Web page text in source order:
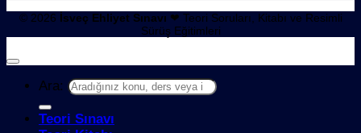
© 2026 İsveç Ehliyet Sınavı ❤ Teori Soruları, Kitabı ve Resimli
Sürüş Eğitimleri
Ara:
Teori Sınavı